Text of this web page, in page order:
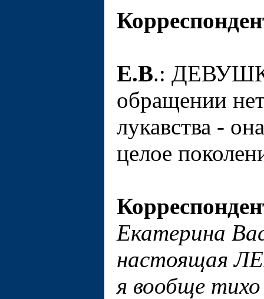
Е.В.:
обращении
лукавства -
целое
Екатерина
настоящая
я вообще тихо